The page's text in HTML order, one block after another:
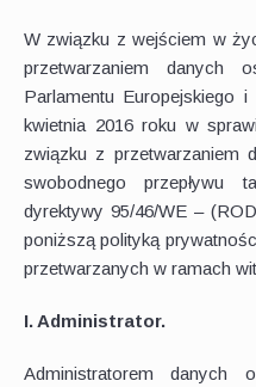
W związku z wejściem w
przetwarzaniem danych
Parlamentu Europejskiego
kwietnia 2016 roku w
związku z przetwarzaniem
swobodnego przepływu
dyrektywy 95/46/WE –
poniższą polityką
przetwarzanych w ramach
I. Administrator.
Administratorem danych